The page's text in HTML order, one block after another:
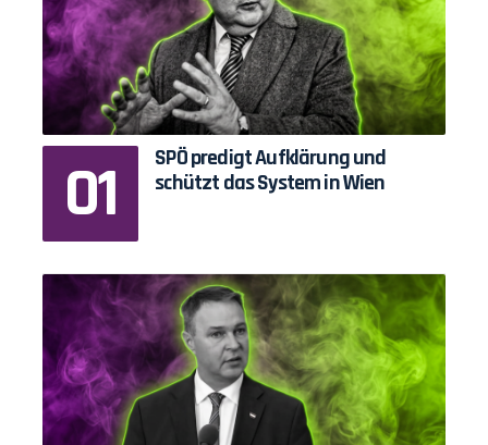
SPÖ predigt Aufklärung und
schützt das System in Wien